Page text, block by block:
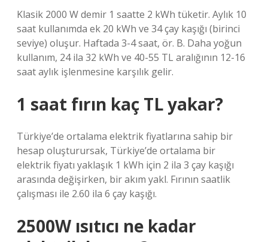
Klasik 2000 W demir 1 saatte 2 kWh tüketir. Aylık 10
saat kullanımda ek 20 kWh ve 34 çay kaşığı (birinci
seviye) oluşur. Haftada 3-4 saat, ör. B. Daha yoğun
kullanım, 24 ila 32 kWh ve 40-55 TL aralığının 12-16
saat aylık işlenmesine karşılık gelir.
1 saat fırın kaç TL yakar?
Türkiye’de ortalama elektrik fiyatlarına sahip bir
hesap oluşturursak, Türkiye’de ortalama bir
elektrik fiyatı yaklaşık 1 kWh için 2 ila 3 çay kaşığı
arasında değişirken, bir akım yakl. Fırının saatlik
çalışması ile 2.60 ila 6 çay kaşığı.
2500W ısıtıcı ne kadar